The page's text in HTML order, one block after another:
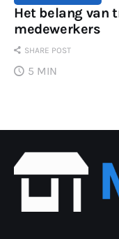
Het belang van
medewerkers
SHARE POST
5 MIN